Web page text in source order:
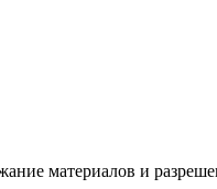
материалов и